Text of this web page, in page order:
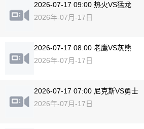
2026-07-17 09:00 热火VS猛龙
2026年-07月-17日
2026-07-17 08:00 老鹰VS灰熊
2026年-07月-17日
2026-07-17 07:00 尼克斯VS勇士
2026年-07月-17日